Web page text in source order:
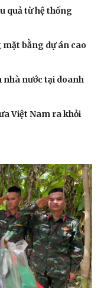
cho bé
quả từ hệ thống
bằng dự án cao
nhà nước tại doanh
Việt Nam ra khỏi